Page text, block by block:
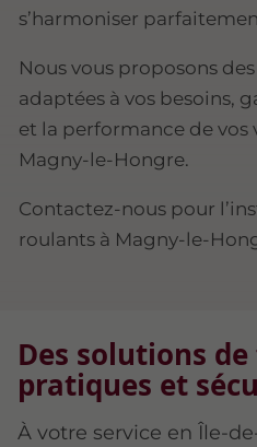
s’harmoniser
Nous vous proposons
adaptées à vos besoins,
et la performance de vos
Magny-le-Hongre.
Contactez-nous pour
roulants à Magny-le-
Des solutions
pratiques et
À votre service en Île-